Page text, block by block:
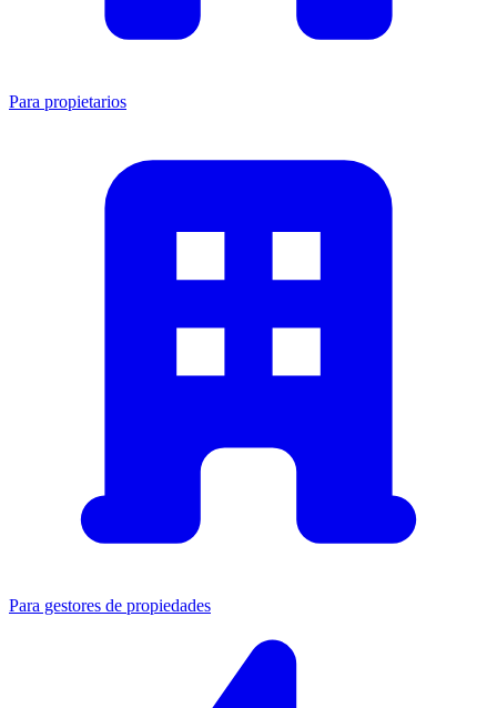
Para propietarios
Para gestores de propiedades